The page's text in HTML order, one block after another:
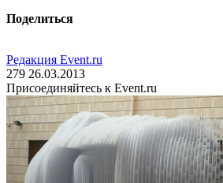
Поделиться
Редакция Event.ru
279 26.03.2013
Присоединяйтесь к Event.ru